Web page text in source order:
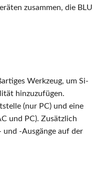
zusammen, die BLU
Werkzeug, um Si-
hinzuzufügen.
(nur PC) und eine
und PC). Zusätzlich
und -Ausgänge auf der